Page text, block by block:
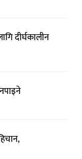
दीर्घकालीन